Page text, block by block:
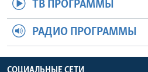
ТВ ПРОГРАММЫ
РАДИО ПРОГРАММЫ